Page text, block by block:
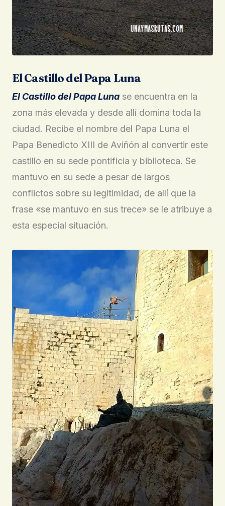
El Castillo del Papa Luna
El Castillo del Papa Luna se encuentra en la
zona más elevada y desde allí domina toda la
ciudad. Recibe el nombre del Papa Luna el
Papa Benedicto XIII de Aviñón al convertir este
castillo en su sede pontificia y biblioteca. Se
mantuvo en su sede a pesar de largos
conflictos sobre su legitimidad, de allí que la
frase «se mantuvo en sus trece» se le atribuye a
esta especial situación.